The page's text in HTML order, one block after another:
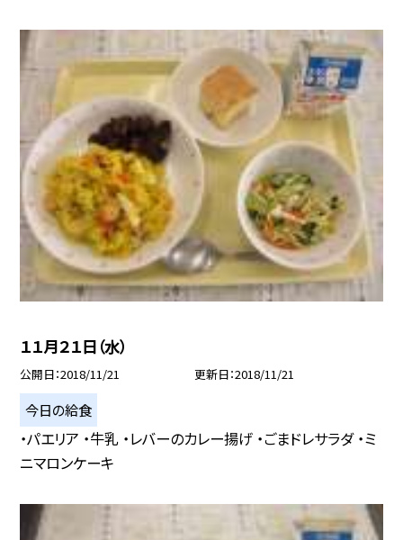
１１月２１日（水）
公開日 2018/11/21 更新日 2018/11/21
今日の給食
・パエリア ・牛乳 ・レバーのカレー揚げ ・ごまドレサラダ ・ミ
ニマロンケーキ